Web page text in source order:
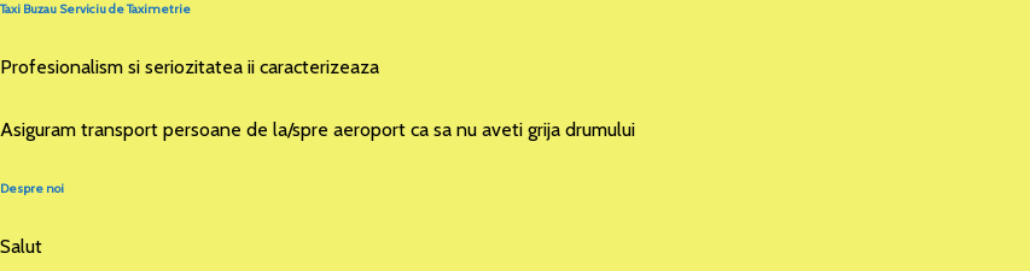
Taxi Buzau Serviciu de Taximetrie
Profesionalism si seriozitatea ii caracterizeaza
Asiguram transport persoane de la/spre aeroport ca sa nu aveti grija drumului
Despre noi
Salut